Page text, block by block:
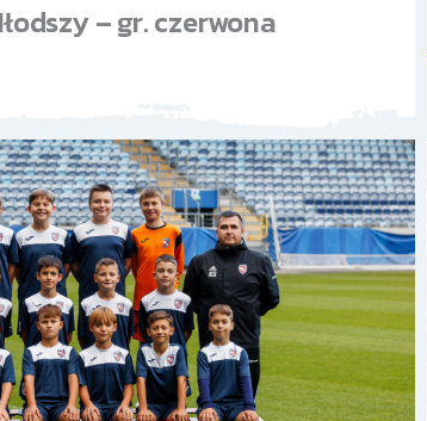
– gr. czerwona